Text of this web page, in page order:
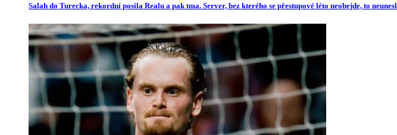
Salah do Turecka, rekordní posila Realu a pak tma. Server, bez kterého se přestupové léto neobejde, to neunesl